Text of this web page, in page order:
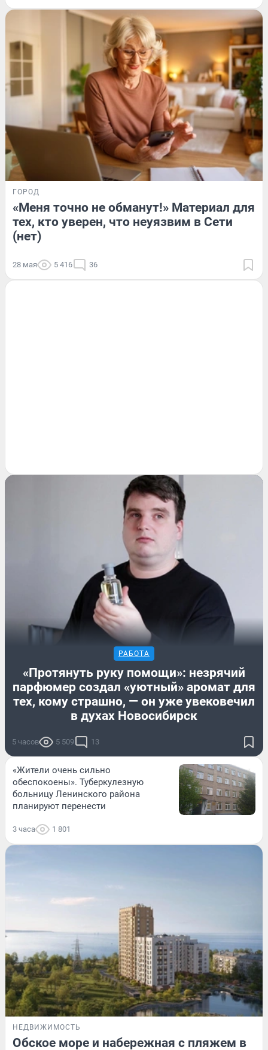
ГОРОД
«Меня точно не обманут!» Материал для
тех, кто уверен, что неуязвим в Сети
(нет)
28 мая 5 416 36
РАБОТА
«Протянуть руку помощи»: незрячий
парфюмер создал «уютный» аромат для
тех, кому страшно, — он уже увековечил
в духах Новосибирск
5 часов 5 509 13
«Жители очень сильно
обеспокоены». Туберкулезную
больницу Ленинского района
планируют перенести
3 часа 1 801
НЕДВИЖИМОСТЬ
Обское море и набережная с пляжем в